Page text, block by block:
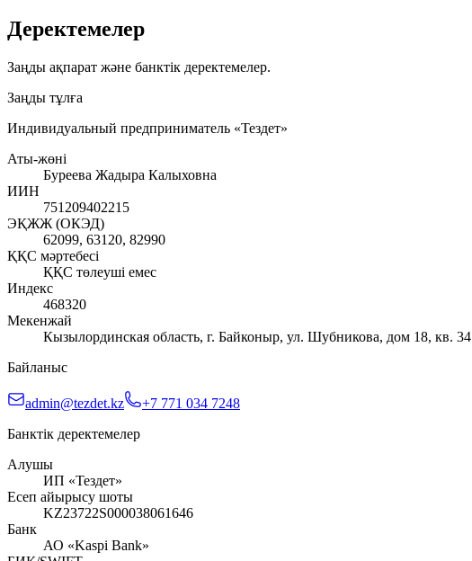
Деректемелер
Заңды ақпарат және банктік деректемелер.
Заңды тұлға
Индивидуальный предприниматель «Тездет»
Аты-жөні
Буреева Жадыра Калыховна
ИИН
751209402215
ЭҚЖЖ (ОКЭД)
62099, 63120, 82990
ҚҚС мәртебесі
ҚҚС төлеуші емес
Индекс
468320
Мекенжай
Кызылординская область, г. Байконыр, ул. Шубникова, дом 18, кв. 34
Байланыс
admin@tezdet.kz
+7 771 034 7248
Банктік деректемелер
Алушы
ИП «Тездет»
Есеп айырысу шоты
KZ23722S000038061646
Банк
АО «Kaspi Bank»